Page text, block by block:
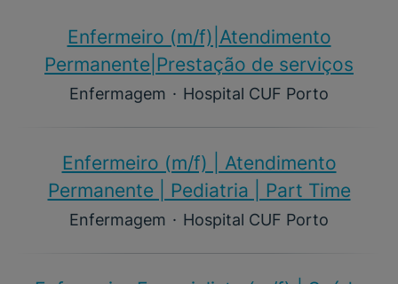
Enfermeiro (m/f)​|Atendimento
Permanente|Prestação de serviços
Enfermagem · Hospital CUF Porto
Enfermeiro (m/f)​ | Atendimento
Permanente | Pediatria | Part Time
Enfermagem · Hospital CUF Porto